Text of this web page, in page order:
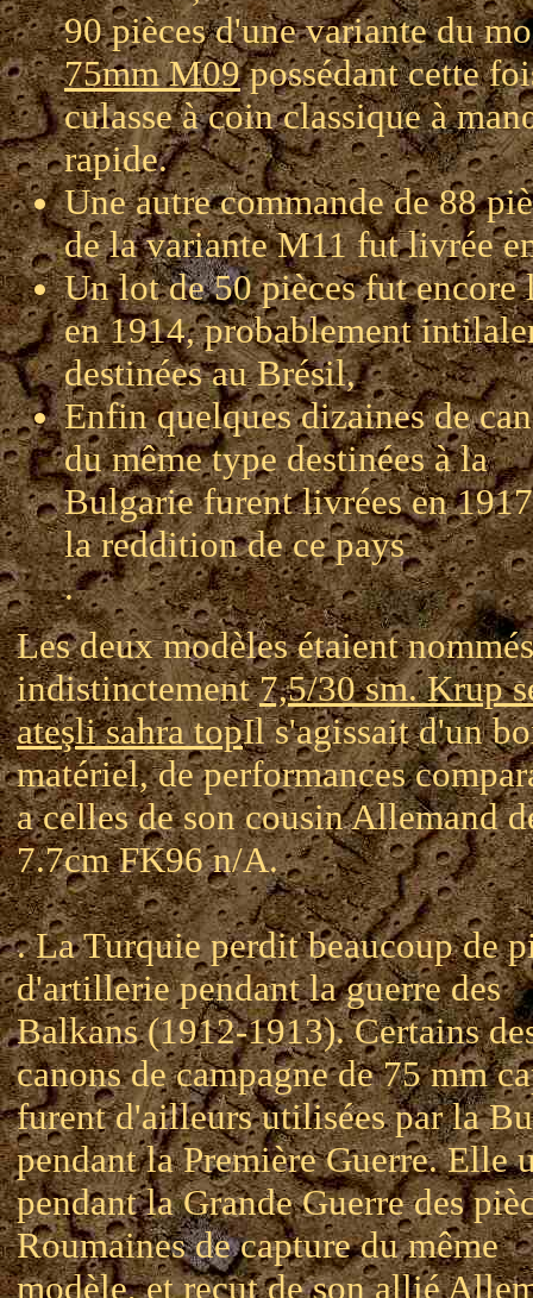
90 pièces d'une variante du
75mm M09possédant cette
culasse à coin classique à
rapide.
Une autre commande de 88
de la variante M11 fut livrée
Un lot de 50 pièces fut encore
en 1914, probablement
destinées au Brésil,
Enfin quelques dizaines de
du même type destinées à la
Bulgarie furent livrées en
la reddition de ce pays
.
Les deux modèles étaient nommés
indistinctement7,5/30 sm. Krup
ateşli sahra topIl s'agissait d'un
matériel, de performances
a celles de son cousin Allemand
7.7cm FK96 n/A.
. La Turquie perdit beaucoup de
d'artillerie pendant la guerre des
Balkans (1912-1913). Certains
canons de campagne de 75 mm
furent d'ailleurs utilisées par la
pendant la Première Guerre. Elle
pendant la Grande Guerre des
Roumaines de capture du même
modèle, et reçut de son allié